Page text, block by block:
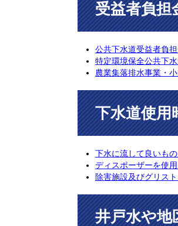
受益者負担
公共下水道受益者負
特定環境保全公共下
農業集落排水事業・
下水道使用
下水に流して良いも
ディスポーザーを使
除害施設及びグリス
井戸水や地